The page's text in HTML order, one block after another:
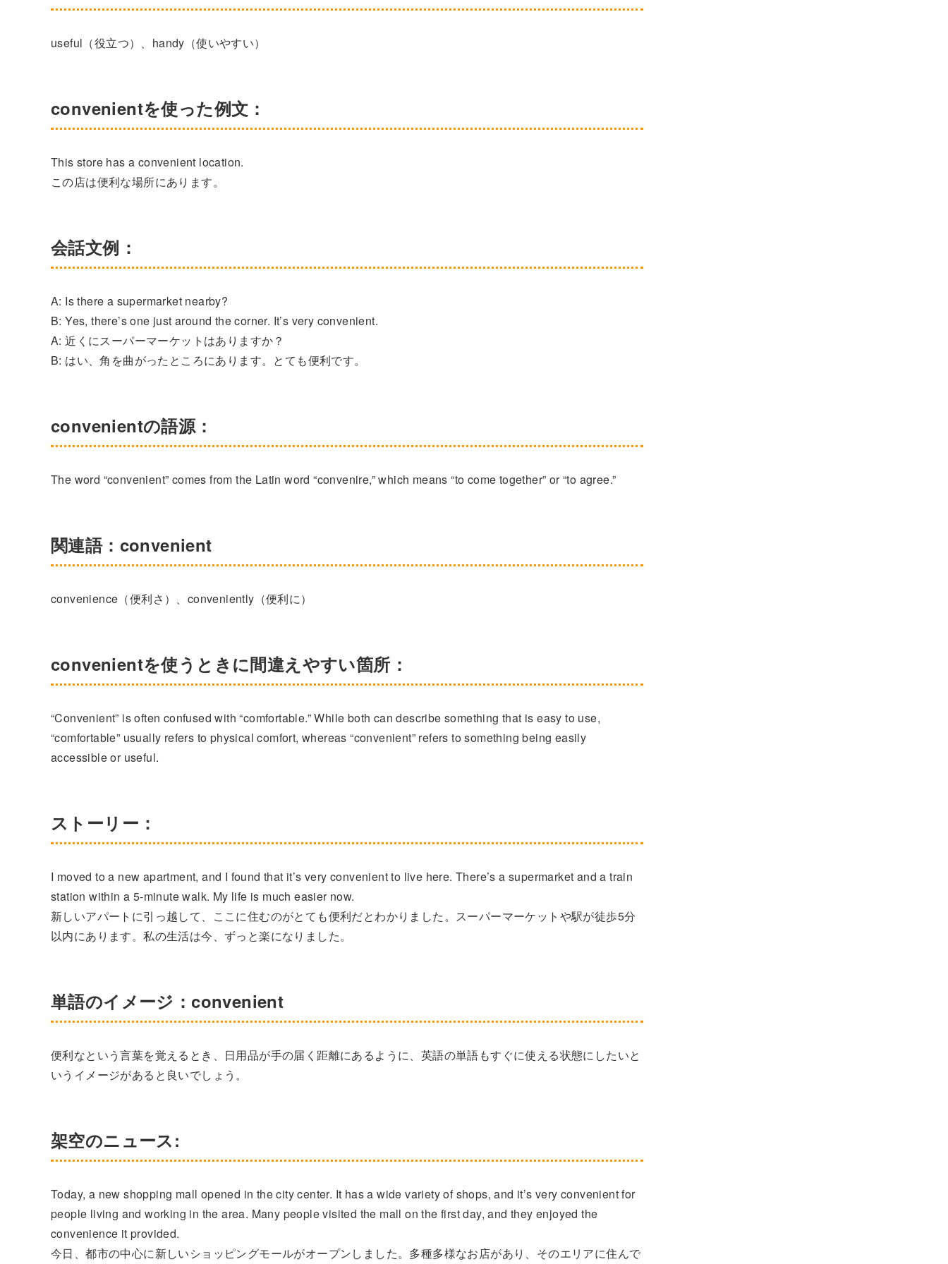
useful（役立つ）、handy（使いやすい）
convenientを使った例文：
This store has a convenient location.
この店は便利な場所にあります。
会話文例：
A: Is there a supermarket nearby?
B: Yes, there’s one just around the corner. It’s very convenient.
A: 近くにスーパーマーケットはありますか？
B: はい、角を曲がったところにあります。とても便利です。
convenientの語源：
The word “convenient” comes from the Latin word “convenire,” which means “to come together” or “to agree.”
関連語：convenient
convenience（便利さ）、conveniently（便利に）
convenientを使うときに間違えやすい箇所：
“Convenient” is often confused with “comfortable.” While both can describe something that is easy to use,
“comfortable” usually refers to physical comfort, whereas “convenient” refers to something being easily
accessible or useful.
ストーリー：
I moved to a new apartment, and I found that it’s very convenient to live here. There’s a supermarket and a train
station within a 5-minute walk. My life is much easier now.
新しいアパートに引っ越して、ここに住むのがとても便利だとわかりました。スーパーマーケットや駅が徒歩5分
以内にあります。私の生活は今、ずっと楽になりました。
単語のイメージ：convenient
便利なという言葉を覚えるとき、日用品が手の届く距離にあるように、英語の単語もすぐに使える状態にしたいと
いうイメージがあると良いでしょう。
架空のニュース:
Today, a new shopping mall opened in the city center. It has a wide variety of shops, and it’s very convenient for
people living and working in the area. Many people visited the mall on the first day, and they enjoyed the
convenience it provided.
今日、都市の中心に新しいショッピングモールがオープンしました。多種多様なお店があり、そのエリアに住んで